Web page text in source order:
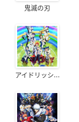
鬼滅の刃
アイドリッシ...